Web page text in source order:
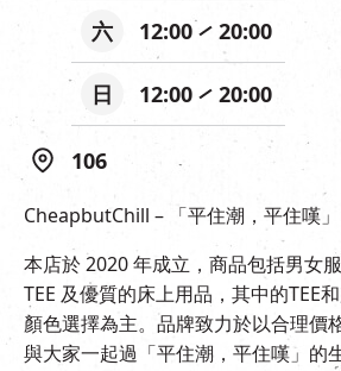
六 12:00 20:00
日 12:00 20:00
106
CheapbutChill – 「平住潮，平住嘆」
本店於 2020 年成立，商品包括男女
TEE 及優質的床上用品，其中的TEE
顏色選擇為主。品牌致力於以合理價
與大家一起過「平住潮，平住嘆」的